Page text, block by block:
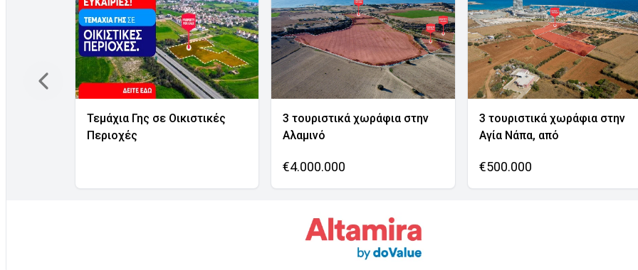
Τεμάχια Γης σε Οικιστικές
Περιοχές
3 τουριστικά χωράφια στην
Αλαμινό
€4.000.000
3 τουριστικά χωράφια στην
Αγία Νάπα, από
€500.000